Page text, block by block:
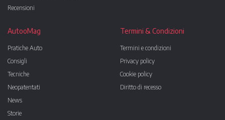
Recensioni
AutooMag
Pratiche Auto
Consigli
Tecniche
Neopatentati
News
Storie
Termini & Condizioni
Termini e condizioni
Privacy policy
Cookie policy
Diritto di recesso